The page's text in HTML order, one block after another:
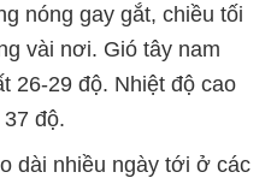
nóng gay gắt, chiều tối
vài nơi. Gió tây nam
26-29 độ. Nhiệt độ cao
độ.
dài nhiều ngày tới ở các